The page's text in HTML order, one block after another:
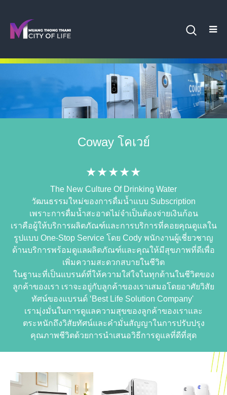
Coway โคเวย์
★★★★★
The New Culture Of Drinking Water​​
วัฒนธรรมใหม่ของการดื่มน้ำแบบ Subscription​
เพราะการดื่มน้ำสะอาดไม่จำเป็นต้องจ่ายเงินก้อน​
เราคือผู้ให้บริการผลิตภัณฑ์และการบริการที่คอยคุณดูแลใน
รูปแบบ One-Stop Service โดย Cody พนักงานผู้เชี่ยวชาญ
ด้านบริการพร้อมดูแลผลิตภัณฑ์และคุณให้มีสุขภาพที่ดีเพื่อ
เพิ่มความสะดวกสบายในชีวิต​
ในฐานะที่เป็นแบรนด์ที่ให้ความใส่ใจในทุกด้านในชีวิตของ
ลูกค้าของเรา เราจะอยู่กับลูกค้าของเราเสมอโดยอาศัยวิสัย
ทัศน์ของแบรนด์ ‘Best Life Solution Company' ​
เรามุ่งมั่นในการดูแลความสุขของลูกค้าของเราและ
ตระหนักถึงวิสัยทัศน์และคำมั่นสัญญาในการปรับปรุง
คุณภาพชีวิตด้วยการนำเสนอวิธีการดูแลที่ดีที่สุด